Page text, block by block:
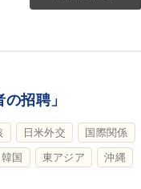
招聘」
日米外交 国際関係
韓国 東アジア 沖縄